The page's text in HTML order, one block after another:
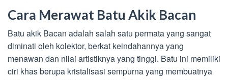
Cara Merawat Batu Akik Bacan
Batu akik Bacan adalah salah satu permata yang sangat
diminati oleh kolektor, berkat keindahannya yang
menawan dan nilai artistiknya yang tinggi. Batu ini memiliki
ciri khas berupa kristalisasi sempurna yang membuatnya